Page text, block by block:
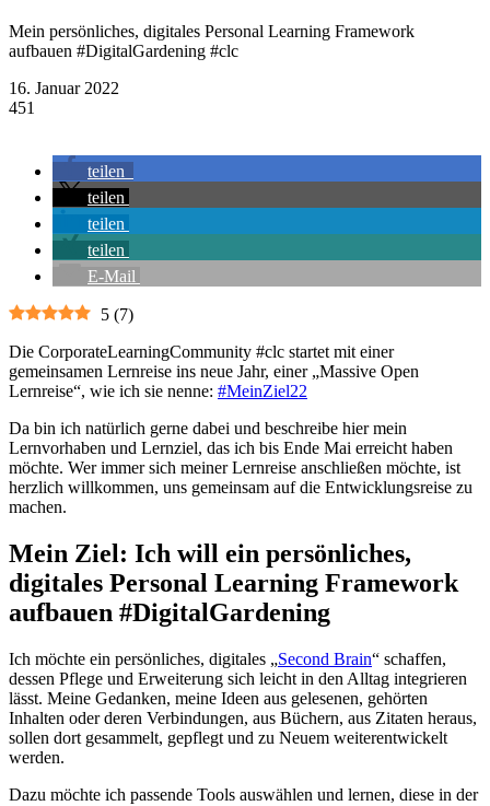
Mein persönliches, digitales Personal Learning Framework
aufbauen #DigitalGardening #clc
16. Januar 2022
451
teilen
teilen
teilen
teilen
E-Mail
5 (7)
Die CorporateLearningCommunity #clc startet mit einer
gemeinsamen Lernreise ins neue Jahr, einer „Massive Open
Lernreise“, wie ich sie nenne: #MeinZiel22
Da bin ich natürlich gerne dabei und beschreibe hier mein
Lernvorhaben und Lernziel, das ich bis Ende Mai erreicht haben
möchte. Wer immer sich meiner Lernreise anschließen möchte, ist
herzlich willkommen, uns gemeinsam auf die Entwicklungsreise zu
machen.
Mein Ziel: Ich will ein persönliches,
digitales Personal Learning Framework
aufbauen #DigitalGardening
Ich möchte ein persönliches, digitales „Second Brain“ schaffen,
dessen Pflege und Erweiterung sich leicht in den Alltag integrieren
lässt. Meine Gedanken, meine Ideen aus gelesenen, gehörten
Inhalten oder deren Verbindungen, aus Büchern, aus Zitaten heraus,
sollen dort gesammelt, gepflegt und zu Neuem weiterentwickelt
werden.
Dazu möchte ich passende Tools auswählen und lernen, diese in der